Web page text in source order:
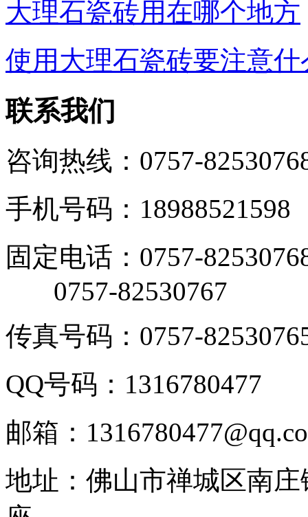
大理石瓷砖用在哪个地方
使用大理石瓷砖要注意什
联系我们
咨询热线：0757-
手机号码：18988521598
固定电话：0757-
0757-82530767
传真号码：0757-
QQ号码：1316780477
邮箱：
地址：佛山市禅城区南